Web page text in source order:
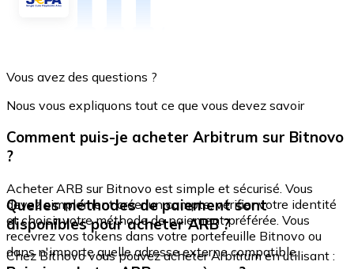
Vous avez des questions ?
Nous vous expliquons tout ce que vous devez savoir
Comment puis-je acheter Arbitrum sur Bitnovo
?
Acheter ARB sur Bitnovo est simple et sécurisé. Vous
devez simplement créer un compte, vérifier votre identité
et choisir votre méthode de paiement préférée. Vous
recevrez vos tokens dans votre portefeuille Bitnovo ou
dans n'importe quelle adresse externe compatible.
Quelles méthodes de paiement sont
disponibles pour acheter ARB ?
Chez Bitnovo vous pouvez acheter Arbitrum en utilisant :